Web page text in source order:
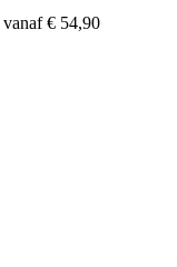
vanaf € 54,90